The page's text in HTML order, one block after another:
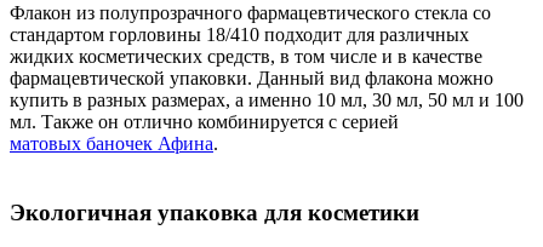
Флакон из полупрозрачного фармацевтического стекла со
стандартом горловины 18/410 подходит для различных
жидких косметических средств, в том числе и в качестве
фармацевтической упаковки. Данный вид флакона можно
купить в разных размерах, а именно 10 мл, 30 мл, 50 мл и 100
мл. Также он отлично комбинируется с серией
матовых баночек Афина.
Экологичная упаковка для косметики